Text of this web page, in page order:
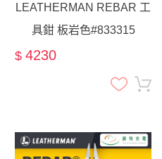
LEATHERMAN REBAR 工
具鉗 板岩色#833315
$ 4230